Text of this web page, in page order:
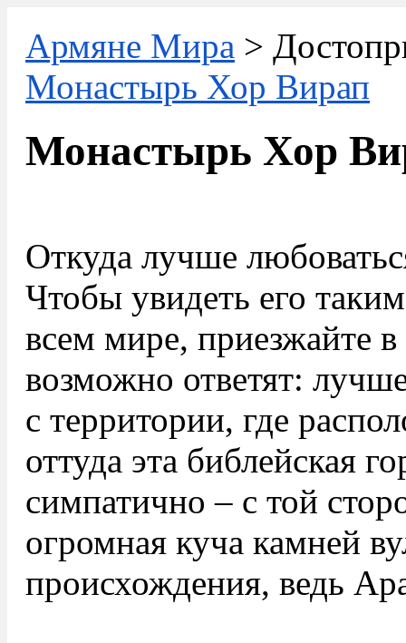
Армяне Мира >
Монастырь Хор Вирап
Монастырь Хор
Откуда лучше
Чтобы увидеть его
всем мире, приезжайте
возможно ответят:
с территории, где
оттуда эта библейская
симпатично – с той
огромная куча камней
происхождения, ведь